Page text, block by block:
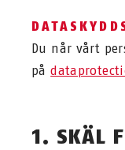
Du når vårt
på
1. SKÄL